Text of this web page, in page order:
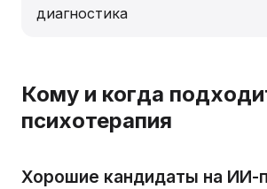
диагностика
Кому и когда
психотерапия
Хорошие кандидаты на ИИ-